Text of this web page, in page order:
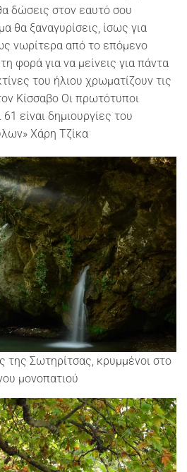
δώσεις στον εαυτό σου
θα ξαναγυρίσεις, ίσως για
νωρίτερα από το επόμενο
φορά για να μείνεις για πάντα
του ήλιου χρωματίζουν τις
Κίσσαβο Οι πρωτότυποι
είναι δημιουργίες του
Χάρη Τζίκα
της Σωτηρίτσας, κρυμμένοι στο
μονοπατιού